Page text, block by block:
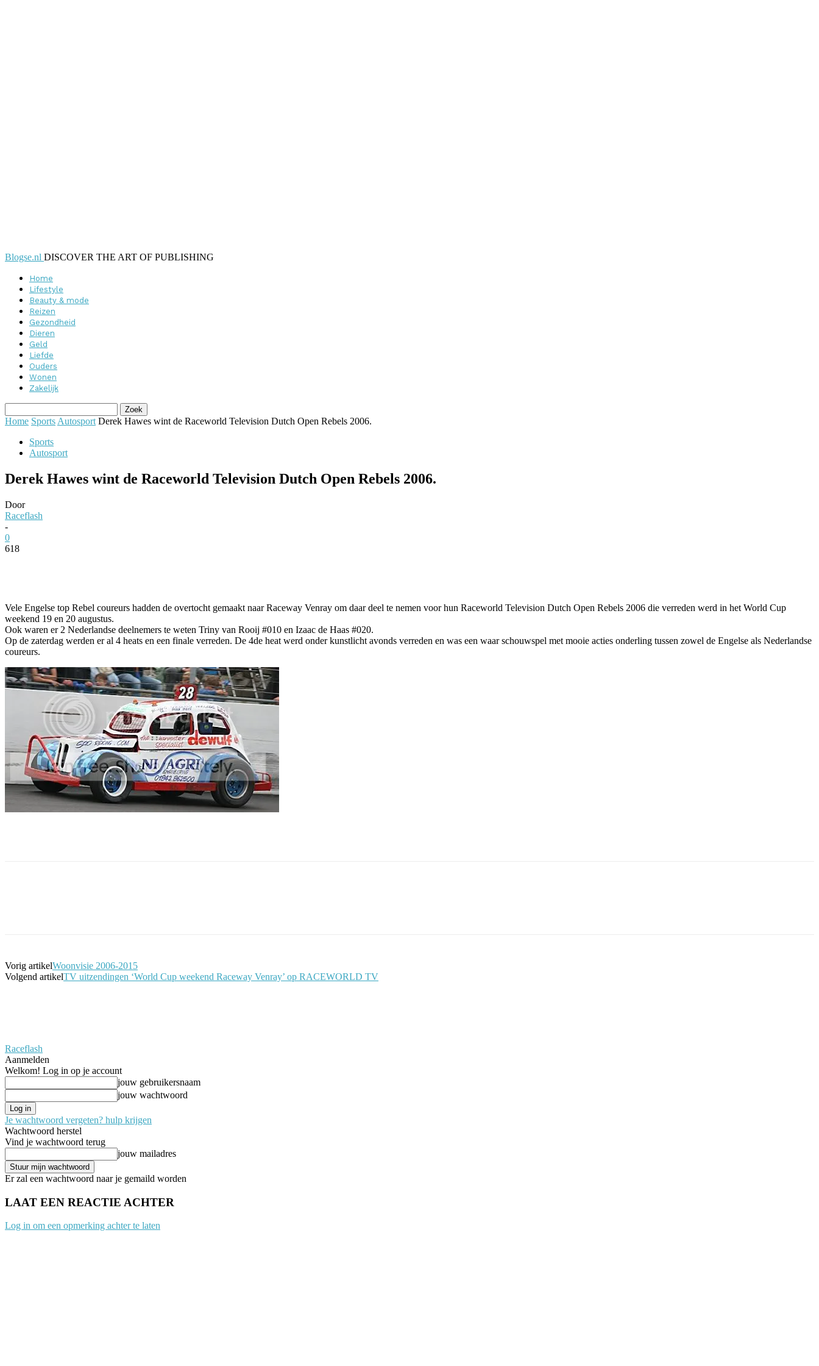
Blogse.nl DISCOVER THE ART OF PUBLISHING
Home
Lifestyle
Beauty & mode
Reizen
Gezondheid
Dieren
Geld
Liefde
Ouders
Wonen
Zakelijk
Home Sports Autosport Derek Hawes wint de Raceworld Television Dutch Open Rebels 2006.
Sports
Autosport
Derek Hawes wint de Raceworld Television Dutch Open Rebels 2006.
Door
Raceflash
-
0
618
Vele Engelse top Rebel coureurs hadden de overtocht gemaakt naar Raceway Venray om daar deel te nemen voor hun Raceworld Television Dutch Open Rebels 2006 die verreden werd in het World Cup
weekend 19 en 20 augustus.
Ook waren er 2 Nederlandse deelnemers te weten Triny van Rooij #010 en Izaac de Haas #020.
Op de zaterdag werden er al 4 heats en een finale verreden. De 4de heat werd onder kunstlicht avonds verreden en was een waar schouwspel met mooie acties onderling tussen zowel de Engelse als Nederlandse
coureurs.
Vorig artikelWoonvisie 2006-2015
Volgend artikelTV uitzendingen ‘World Cup weekend Raceway Venray’ op RACEWORLD TV
Raceflash
Aanmelden
Welkom! Log in op je account
jouw gebruikersnaam
jouw wachtwoord
Je wachtwoord vergeten? hulp krijgen
Wachtwoord herstel
Vind je wachtwoord terug
jouw mailadres
Er zal een wachtwoord naar je gemaild worden
LAAT EEN REACTIE ACHTER
Log in om een opmerking achter te laten